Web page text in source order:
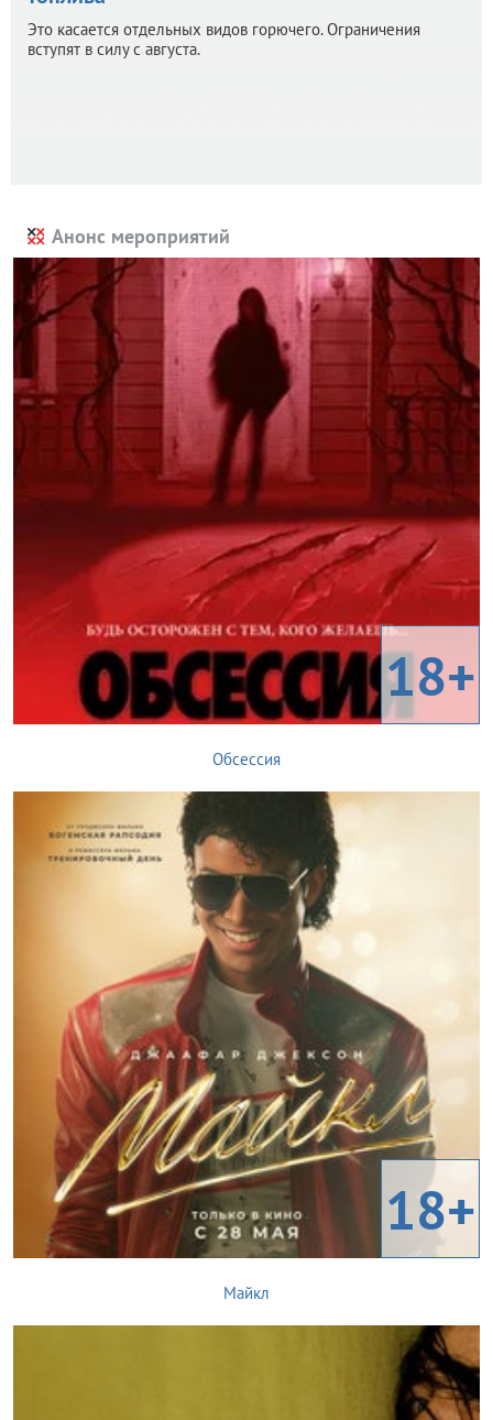
Это касается отдельных видов горючего. Ограничения
вступят в силу с августа.
Анонс мероприятий
18+
Обсессия
18+
Майкл